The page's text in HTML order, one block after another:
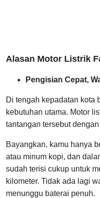
Alasan Motor Listrik
Pengisian Cepat,
Di tengah kepadatan kota
kebutuhan utama. Motor
tantangan tersebut
Bayangkan, kamu hanya
atau minum kopi, dan
sudah terisi cukup untuk
kilometer. Tidak ada lagi
menunggu baterai penuh.